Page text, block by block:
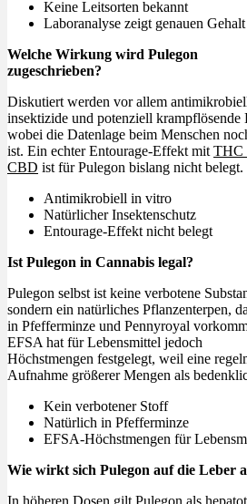
Keine Leitsorten bekannt
Laboranalyse zeigt genauen Gehalt
Welche Wirkung wird Pulegon
zugeschrieben?
Diskutiert werden vor allem
insektizide und potenziell krampflösende
wobei die Datenlage beim Menschen
ist. Ein echter Entourage-Effekt mit THC
CBD ist für Pulegon bislang nicht belegt.
Antimikrobiell in vitro
Natürlicher Insektenschutz
Entourage-Effekt nicht belegt
Ist Pulegon in Cannabis legal?
Pulegon selbst ist keine verbotene
sondern ein natürliches Pflanzenterpen,
in Pfefferminze und Pennyroyal
EFSA hat für Lebensmittel jedoch
Höchstmengen festgelegt, weil eine
Aufnahme größerer Mengen als
Kein verbotener Stoff
Natürlich in Pfefferminze
EFSA-Höchstmengen für
Wie wirkt sich Pulegon auf die Leber